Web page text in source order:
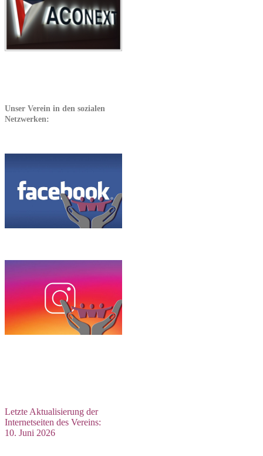
Unser Verein in den sozialen
Netzwerken:
Letzte Aktualisierung der
Internetseiten des Vereins:
10. Juni 2026